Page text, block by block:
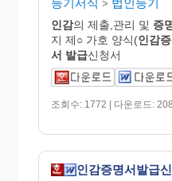
>
인감의 제출,관리 및 증
지 제○ 가호 양식(인감
서 발급신청서
조회수: 1772 | 다운로드:
인감증명서발급